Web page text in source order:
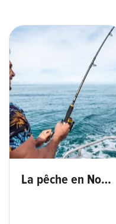
Nouvelle-Calédonie-
La pêche en Nouvelle-Calédonie